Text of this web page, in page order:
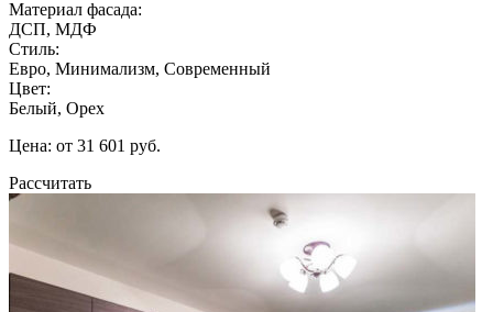
Материал фасада:
ДСП, МДФ
Стиль:
Евро, Минимализм, Современный
Цвет:
Белый, Орех
Цена: от 31 601 руб.
Рассчитать